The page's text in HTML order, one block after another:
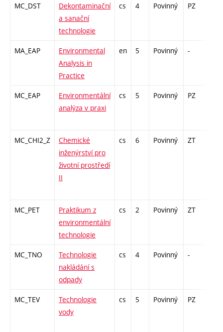
MC_DST
Dekontaminační
a sanační
technologie
cs 4 Povinný PZ
MA_EAP
Environmental
Analysis in
Practice
en 5 Povinný -
MC_EAP
Environmentální
analýza v praxi
cs 5 Povinný PZ
MC_CHI2_Z
Chemické
inženýrství pro
životní prostředí
II
cs 6 Povinný ZT
MC_PET
Praktikum z
environmentální
technologie
cs 2 Povinný ZT
MC_TNO
Technologie
nakládání s
odpady
cs 4 Povinný -
MC_TEV
Technologie
vody
cs 5 Povinný PZ